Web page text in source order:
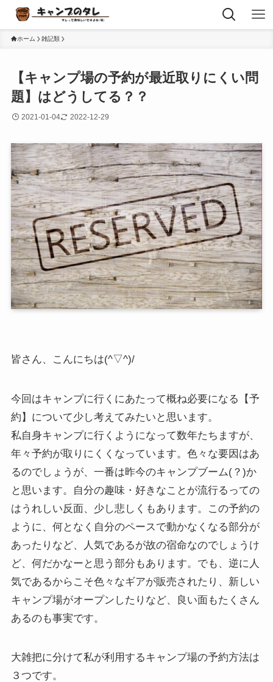
ホーム 雑記類
【キャンプ場の予約が最近取りにくい問
題】はどうしてる？？
2021-01-04 2022-12-29
皆さん、こんにちは(^▽^)/
今回はキャンプに行くにあたって概ね必要になる【予
約】について少し考えてみたいと思います。
私自身キャンプに行くようになって数年たちますが、
年々予約が取りにくくなっています。色々な要因はあ
るのでしょうが、一番は昨今のキャンプブーム(？)か
と思います。自分の趣味・好きなことが流行るっての
はうれしい反面、少し悲しくもあります。この予約の
ように、何となく自分のペースで動かなくなる部分が
あったりなど、人気であるが故の宿命なのでしょうけ
ど、何だかなーと思う部分もあります。でも、逆に人
気であるからこそ色々なギアが販売されたり、新しい
キャンプ場がオープンしたりなど、良い面もたくさん
あるのも事実です。
大雑把に分けて私が利用するキャンプ場の予約方法は
３つです。